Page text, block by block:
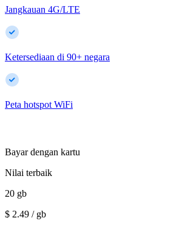
Jangkauan 4G/LTE
Ketersediaan di 90+ negara
Peta hotspot WiFi
Bayar dengan kartu
Nilai terbaik
20 gb
$ 2.49 / gb